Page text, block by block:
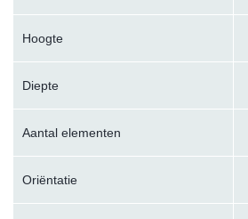
Hoogte
Diepte
Aantal elementen
Oriëntatie